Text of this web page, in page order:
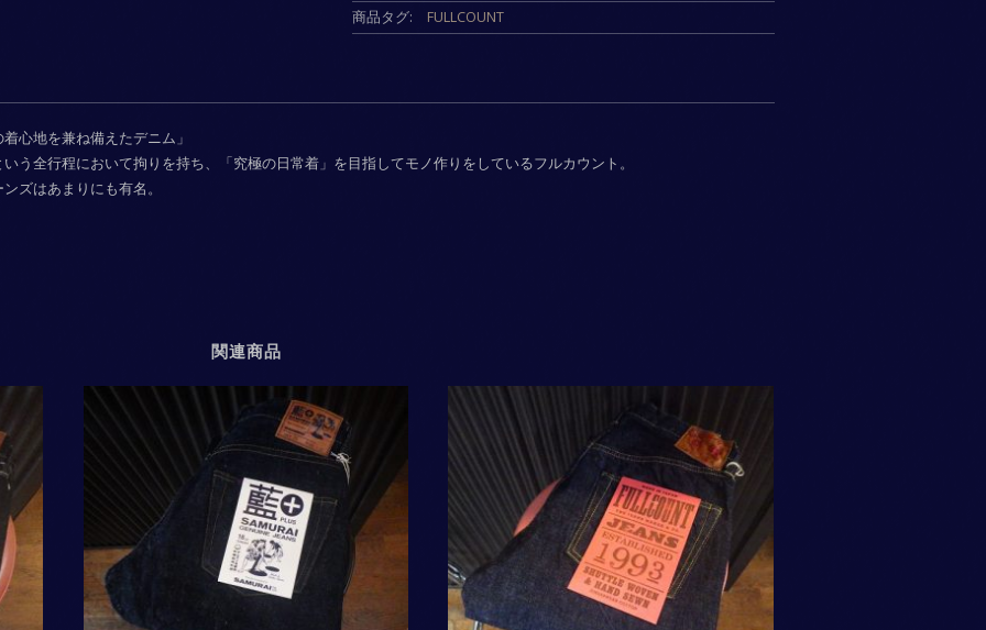
商品タグ:
FULLCOUNT
心地を兼ね備えたデニム」
う全行程において拘りを持ち、「究極の日常着」を目指してモノ作りをしているフルカウント。
ズはあまりにも有名。
関連商品